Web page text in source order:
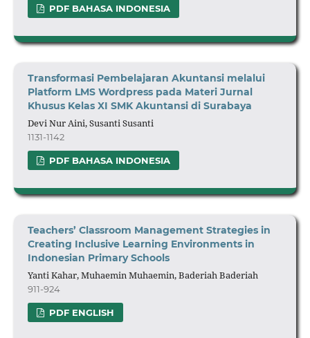
PDF BAHASA INDONESIA
Transformasi Pembelajaran Akuntansi melalui
Platform LMS Wordpress pada Materi Jurnal
Khusus Kelas XI SMK Akuntansi di Surabaya
Devi Nur Aini, Susanti Susanti
1131-1142
PDF BAHASA INDONESIA
Teachers’ Classroom Management Strategies in
Creating Inclusive Learning Environments in
Indonesian Primary Schools
Yanti Kahar, Muhaemin Muhaemin, Baderiah Baderiah
911-924
PDF ENGLISH